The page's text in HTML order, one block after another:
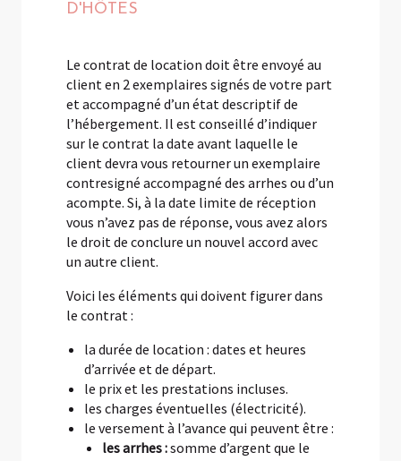
D'HÔTES
Le contrat de location doit être envoyé au
client en 2 exemplaires signés de votre part
et accompagné d’un état descriptif de
l’hébergement. Il est conseillé d’indiquer
sur le contrat la date avant laquelle le
client devra vous retourner un exemplaire
contresigné accompagné des arrhes ou d’un
acompte. Si, à la date limite de réception
vous n’avez pas de réponse, vous avez alors
le droit de conclure un nouvel accord avec
un autre client.
Voici les éléments qui doivent figurer dans
le contrat :
la durée de location : dates et heures
d’arrivée et de départ.
le prix et les prestations incluses.
les charges éventuelles (électricité).
le versement à l’avance qui peuvent être :
les arrhes :somme d’argent que le